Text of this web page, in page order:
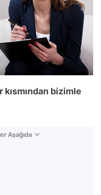
bizimle
Aşağıda